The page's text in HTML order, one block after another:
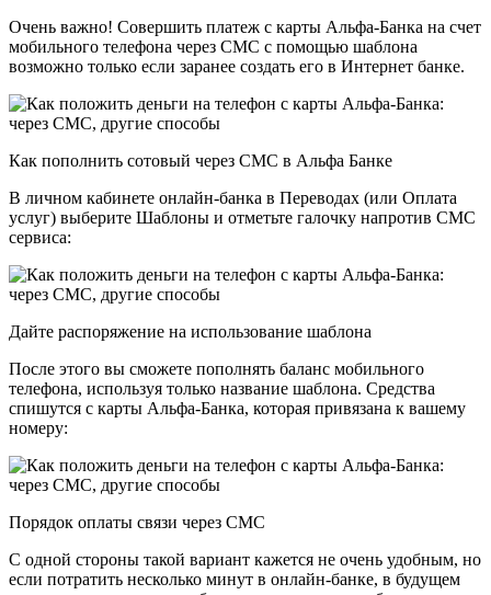
Очень важно! Совершить платеж с карты Альфа-Банка на счет
мобильного телефона через СМС с помощью шаблона
возможно только если заранее создать его в Интернет банке.
Как пополнить сотовый через СМС в Альфа Банке
В личном кабинете онлайн-банка в Переводах (или Оплата
услуг) выберите Шаблоны и отметьте галочку напротив СМС
сервиса:
Дайте распоряжение на использование шаблона
После этого вы сможете пополнять баланс мобильного
телефона, используя только название шаблона. Средства
спишутся с карты Альфа-Банка, которая привязана к вашему
номеру:
Порядок оплаты связи через СМС
С одной стороны такой вариант кажется не очень удобным, но
если потратить несколько минут в онлайн-банке, в будущем